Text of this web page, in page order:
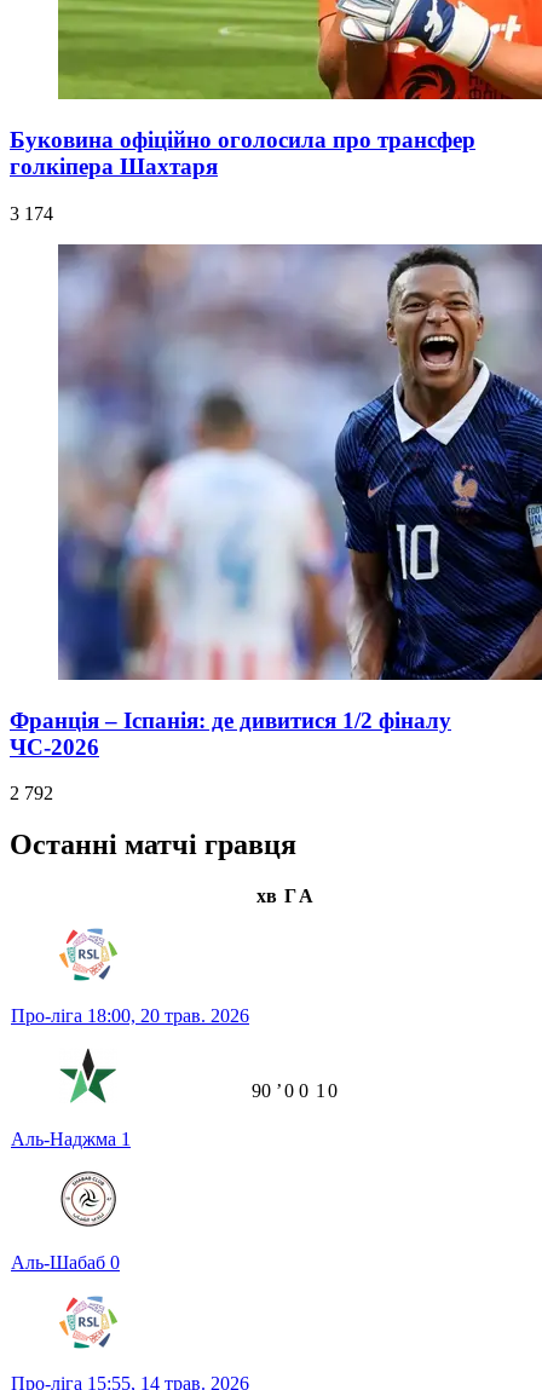
Буковина офіційно оголосила про трансфер
голкіпера Шахтаря
3 174
Франція – Іспанія: де дивитися 1/2 фіналу
ЧС-2026
2 792
Останні матчі гравця
хв ГА
Про-ліга 18:00, 20 трав. 2026
Аль-Наджма 1
Аль-Шабаб 0
90 ʼ0 0 1 0
Про-ліга 15:55, 14 трав. 2026